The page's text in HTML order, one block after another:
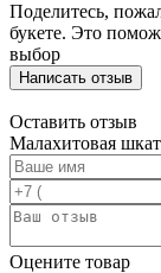
Поделитесь,
букете. Это
выбор
Написать отзыв
Оставить отзыв
Малахитовая
Оцените товар